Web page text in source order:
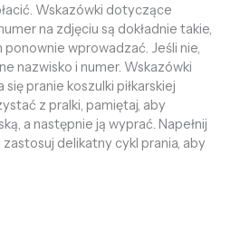
Wskazówki dotyczące
na zdjęciu są dokładnie takie,
ponownie wprowadzać. Jeśli nie,
nazwisko i numer. Wskazówki
pranie koszulki piłkarskiej
z pralki, pamiętaj, aby
a następnie ją wyprać. Napełnij
delikatny cykl prania, aby